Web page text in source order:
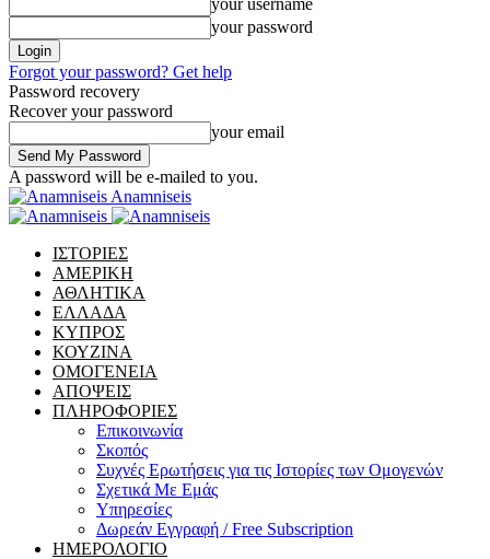
your username
your password
Forgot your password? Get help
Password recovery
Recover your password
your email
A password will be e-mailed to you.
Anamniseis
ΙΣΤΟΡΙΕΣ
ΑΜΕΡΙΚΗ
ΑΘΛΗΤΙΚΑ
ΕΛΛΑΔΑ
ΚΥΠΡΟΣ
ΚΟΥΖΙΝΑ
ΟΜΟΓΕΝΕΙΑ
ΑΠΟΨΕΙΣ
ΠΛΗΡΟΦΟΡΙΕΣ
Επικοινωνία
Σκοπός
Συχνές Ερωτήσεις για τις Ιστορίες των Ομογενών
Σχετικά Με Εμάς
Υπηρεσίες
Δωρεάν Εγγραφή / Free Subscription
ΗΜΕΡΟΛΟΓΙΟ